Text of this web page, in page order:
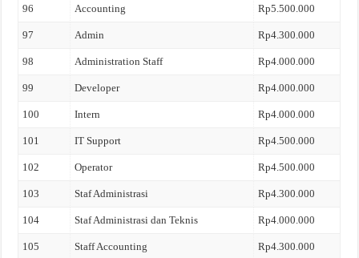
96 Accounting Rp5.500.000
97 Admin Rp4.300.000
98 Administration Staff Rp4.000.000
99 Developer Rp4.000.000
100 Intern Rp4.000.000
101 IT Support Rp4.500.000
102 Operator Rp4.500.000
103 Staf Administrasi Rp4.300.000
104 Staf Administrasi dan Teknis Rp4.000.000
105 Staff Accounting Rp4.300.000